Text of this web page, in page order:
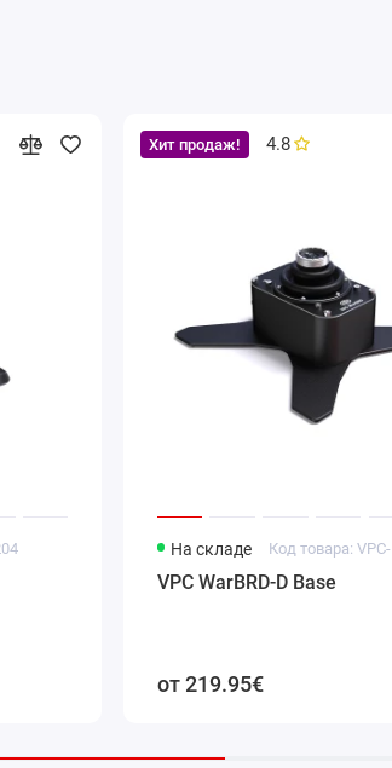
Хит продаж! 4.8
На складе Код товара:
VPC WarBRD-D Base
от 219.95€